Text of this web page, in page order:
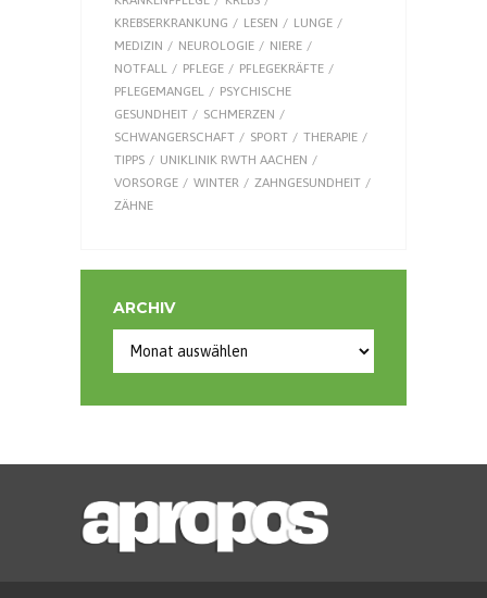
KREBSERKRANKUNG
LESEN
LUNGE
MEDIZIN
NEUROLOGIE
NIERE
NOTFALL
PFLEGE
PFLEGEKRÄFTE
PFLEGEMANGEL
PSYCHISCHE
GESUNDHEIT
SCHMERZEN
SCHWANGERSCHAFT
SPORT
THERAPIE
TIPPS
UNIKLINIK RWTH AACHEN
VORSORGE
WINTER
ZAHNGESUNDHEIT
ZÄHNE
ARCHIV